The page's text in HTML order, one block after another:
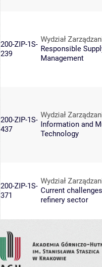
200-ZIP-1S-
239
Wydział
Responsible
Management
200-ZIP-1S-
437
Wydział
Information and
Technology
200-ZIP-1S-
371
Wydział
Current
refinery sector